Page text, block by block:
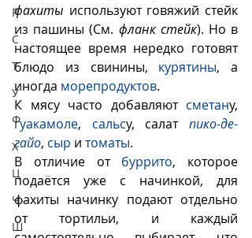
Р
С
Т
У
Ф
Х
Ц
Ч
Ш
фахиты используют говяжий стейк
из пашины (См. фланк стейк). Но в
настоящее время нередко готовят
блюдо из свинины, курятины, а
иногда морепродуктов.
К мясу часто добавляют сметан
гуакамоле, сальсу, салат пико-де-
гайо, сыр и томаты.
В отличие от буррито, которое
подаётся уже с начинкой, для
фахиты начинку подают отдельно
от тортильи, и каждый